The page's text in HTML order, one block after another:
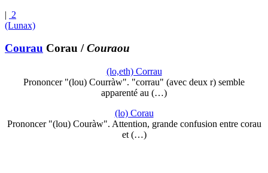
| 2
(Lunax)
Courau Corau /Couraou
(lo,eth) Corrau
Prononcer "(lou) Courràw". "corrau" (avec deux r) semble
apparenté au (…)
(lo) Corau
Prononcer "(lou) Couràw". Attention, grande confusion entre corau
et (…)